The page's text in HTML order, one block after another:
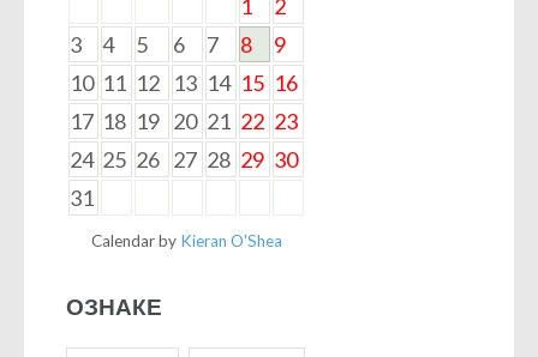
1
2
3
4 5 6 7 8
9
10 11 12 13 14 15 16
17 18 19 20 21 22 23
24 25 26 27 28 29 30
31
Calendar by Kieran O'Shea
ОЗНАКЕ